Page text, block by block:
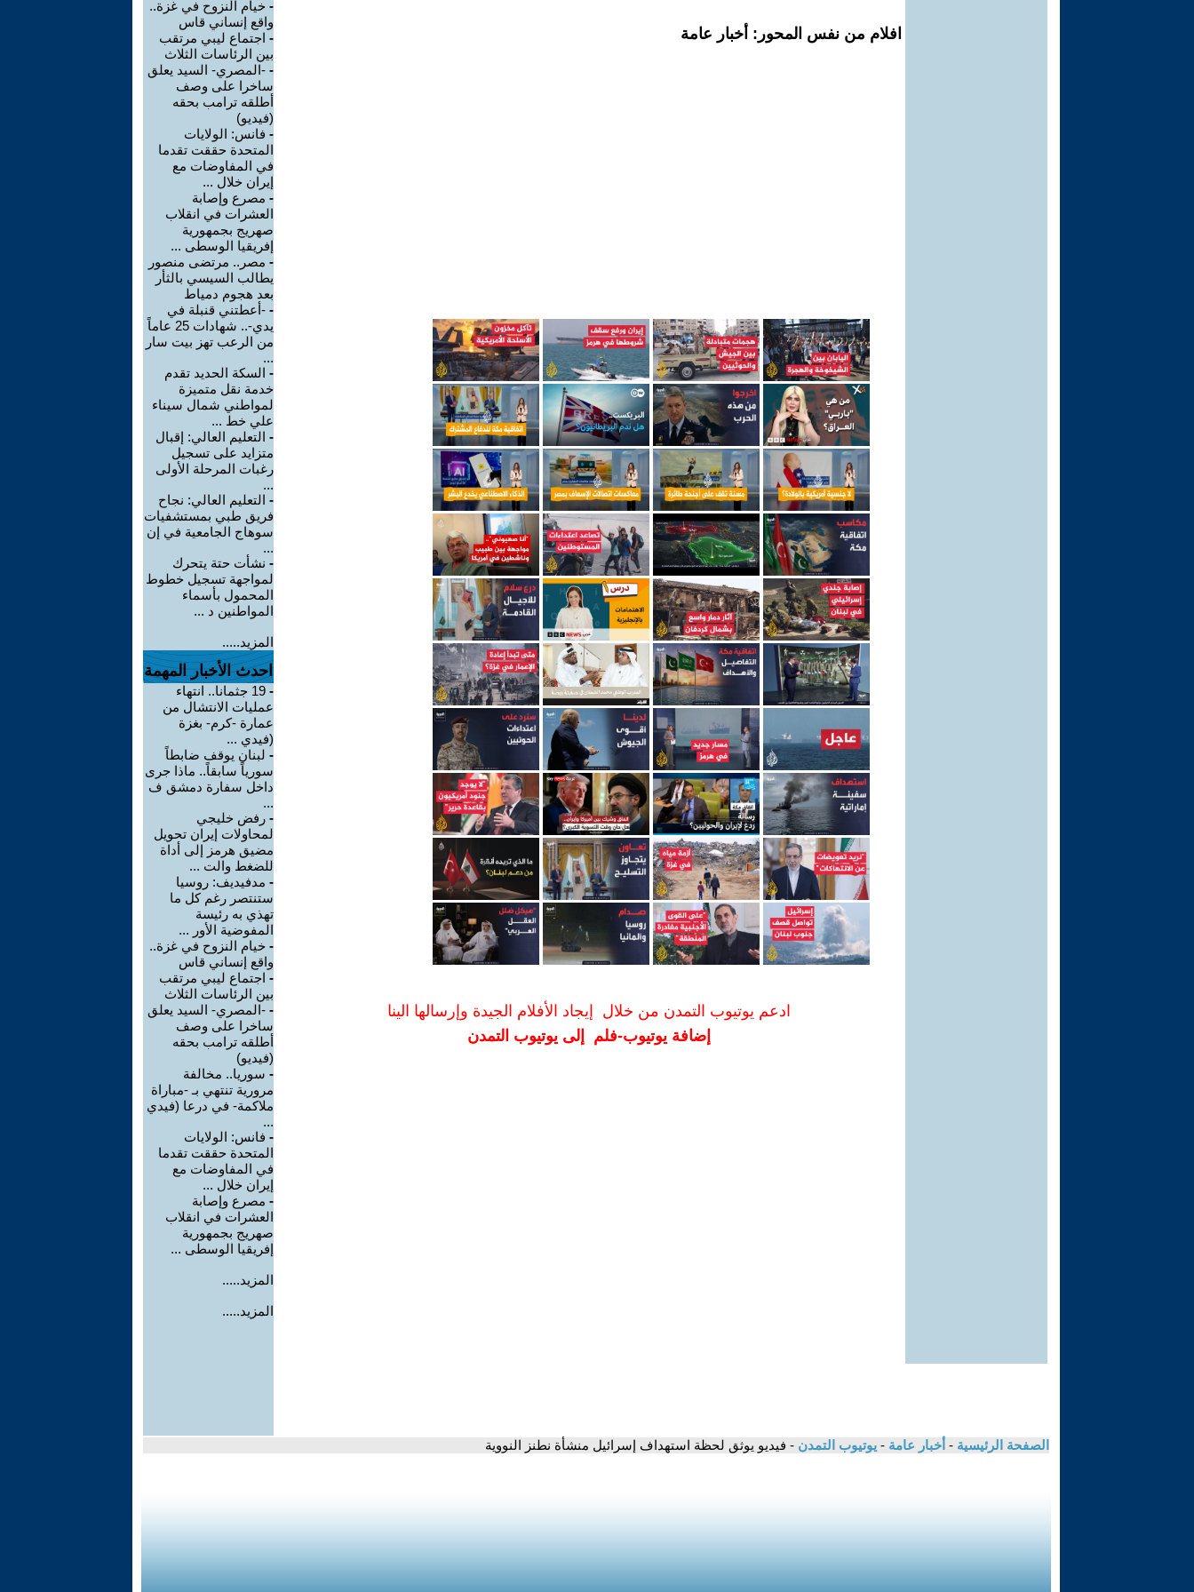
افلام من نفس المحور: أخبار عامة
ادعم يوتيوب التمدن من خلال إيجاد الأفلام الجيدة وإرسالها الينا
إضافة يوتيوب-فلم إلى يوتيوب التمدن
- خيام النزوح في غزة..
واقع إنساني قاس
- اجتماع ليبي مرتقب
بين الرئاسات الثلاث
- -المصري- السيد يعلق
ساخرا على وصف
أطلقه ترامب بحقه
(فيديو)
- فانس: الولايات
المتحدة حققت تقدما
في المفاوضات مع
إيران خلال ...
- مصرع وإصابة
العشرات في انقلاب
صهريج بجمهورية
إفريقيا الوسطى ...
- مصر.. مرتضى منصور
يطالب السيسي بالثأر
بعد هجوم دمياط
- -أعطتني قنبلة في
يدي-.. شهادات 25 عاماً
من الرعب تهز بيت سار
...
- السكة الحديد تقدم
خدمة نقل متميزة
لمواطني شمال سيناء
علي خط ...
- التعليم العالي: إقبال
متزايد على تسجيل
رغبات المرحلة الأولى
...
- التعليم العالي: نجاح
فريق طبي بمستشفيات
سوهاج الجامعية في إن
...
- نشأت حتة يتحرك
لمواجهة تسجيل خطوط
المحمول بأسماء
المواطنين د ...
المزيد.....
احدث الأخبار المهمة
-
19 جثمانا.. انتهاء
عمليات الانتشال من
عمارة -كرم- بغزة
(فيدي ...
- لبنان يوقف ضابطاً
سورياً سابقاً.. ماذا جرى
داخل سفارة دمشق ف
...
- رفض خليجي
لمحاولات إيران تحويل
مضيق هرمز إلى أداة
للضغط والت ...
- مدفيديف: روسيا
ستنتصر رغم كل ما
تهذي به رئيسة
المفوضية الأور ...
- خيام النزوح في غزة..
واقع إنساني قاس
- اجتماع ليبي مرتقب
بين الرئاسات الثلاث
- -المصري- السيد يعلق
ساخرا على وصف
أطلقه ترامب بحقه
(فيديو)
- سوريا.. مخالفة
مرورية تنتهي بـ -مباراة
ملاكمة- في درعا (فيدي
...
- فانس: الولايات
المتحدة حققت تقدما
في المفاوضات مع
إيران خلال ...
- مصرع وإصابة
العشرات في انقلاب
صهريج بجمهورية
إفريقيا الوسطى ...
المزيد.....
المزيد.....
الصفحة الرئيسية - أخبار عامة - يوتيوب التمدن - فيديو يوثق لحظة استهداف إسرائيل منشأة نطنز النووية